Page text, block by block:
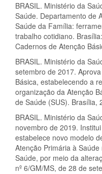
BRASIL. Ministério da
Saúde. Departamento de
Saúde da Família:
trabalho cotidiano.
Cadernos de Atenção
BRASIL. Ministério da
setembro de 2017.
Básica, estabelecendo a
organização da Atenção
de Saúde (SUS). Brasília,
BRASIL. Ministério da
novembro de 2019.
estabelece novo modelo
Atenção Primária à
Saúde, por meio da
nº 6/GM/MS, de 28 de